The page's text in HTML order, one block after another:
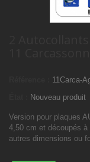
11Carca-
Nouveau produit
Version pour plaques
4,50 cm et découpés
autres dimensions ou